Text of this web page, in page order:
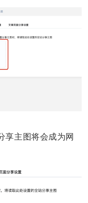
享主图将会成为网